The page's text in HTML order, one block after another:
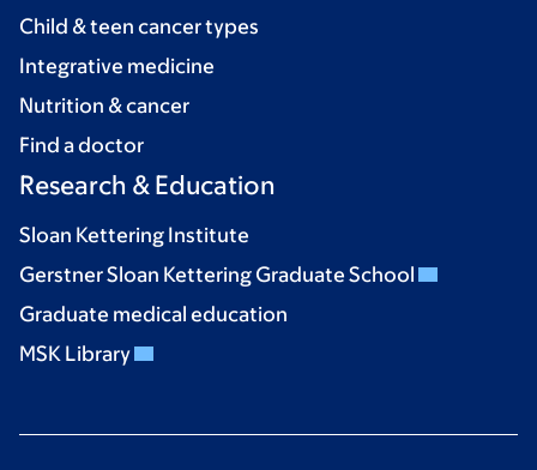
Child & teen cancer types
Integrative medicine
Nutrition & cancer
Find a doctor
Research & Education
Sloan Kettering Institute
Gerstner Sloan Kettering Graduate School
Graduate medical education
MSK Library